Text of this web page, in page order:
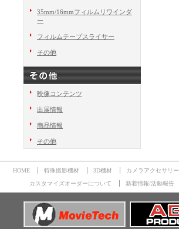
35mm/16mmフィルムリワインダ
ー
フィルムテープスライサー
その他
映像コンテンツ
出展情報
商品情報
その他
HOME 特殊撮影機材 3D機材 カメラアクセサリー
カスタマイズオーダーについて
新着情報/活動報告